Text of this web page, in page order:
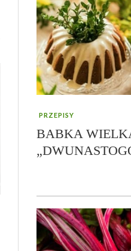
PRZEPISY
BABKA